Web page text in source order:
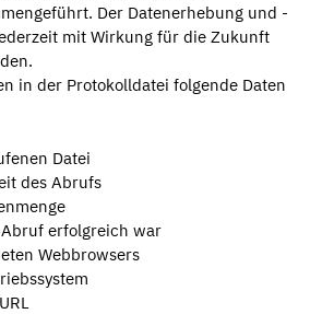
Der Datenerhebung und -
mit Wirkung für die Zukunft
in der Protokolldatei folgende Daten
Datei
des Abrufs
erfolgreich war
Webbrowsers